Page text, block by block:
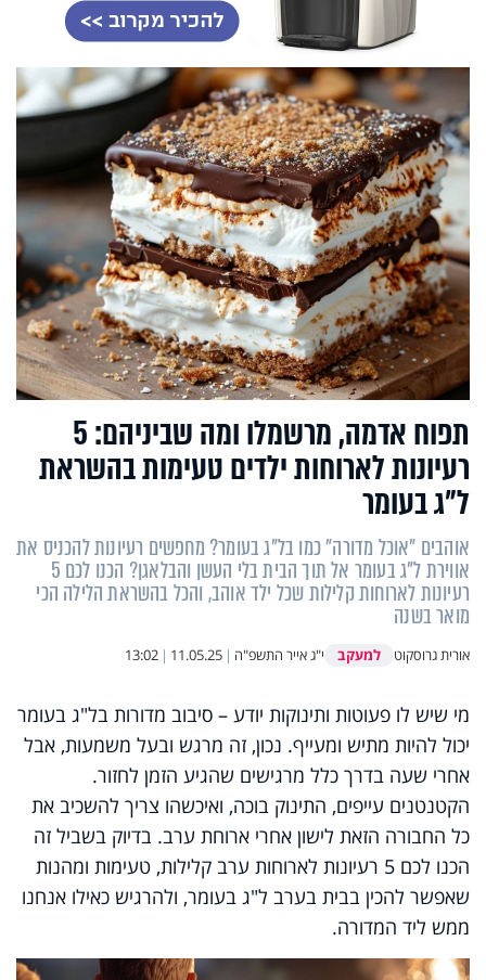
תפוח אדמה, מרשמלו ומה שביניהם: 5
רעיונות לארוחות ילדים טעימות בהשראת
ל"ג בעומר
אוהבים "אוכל מדורה" כמו בל"ג בעומר? מחפשים רעיונות להכניס את
אווירת ל"ג בעומר אל תוך הבית בלי העשן והבלאגן? הכנו לכם 5
רעיונות לארוחות קלילות שכל ילד אוהב, והכל בהשראת הלילה הכי
מואר בשנה
אורית גרוסקוט למעקב י"ג אייר התשפ"ה |
11.05.25
|
13:02
מי שיש לו פעוטות ותינוקות יודע – סיבוב מדורות בל"ג בעומר
יכול להיות מתיש ומעייף. נכון, זה מרגש ובעל משמעות, אבל
אחרי שעה בדרך כלל מרגישים שהגיע הזמן לחזור.
הקטנטנים עייפים, התינוק בוכה, ואיכשהו צריך להשכיב את
כל החבורה הזאת לישון אחרי ארוחת ערב. בדיוק בשביל זה
הכנו לכם 5 רעיונות לארוחות ערב קלילות, טעימות ומהנות
שאפשר להכין בבית בערב ל"ג בעומר, ולהרגיש כאילו אנחנו
ממש ליד המדורה.